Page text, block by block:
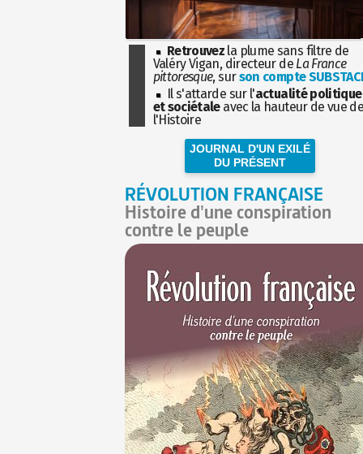
Retrouvez la plume sans filtre de
Valéry Vigan, directeur de La France
pittoresque, surson compte
Il s'attarde sur l'actualité politique
et sociétaleavec la hauteur de vue
l'Histoire
JOURNAL D'UN EXILÉ
DU PRÉSENT
RÉVOLUTION FRANÇAISE
Histoire d'une conspiration
contre le peuple